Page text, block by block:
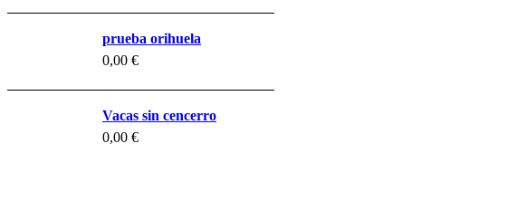
prueba orihuela
0,00 €
Vacas sin cencerro
0,00 €